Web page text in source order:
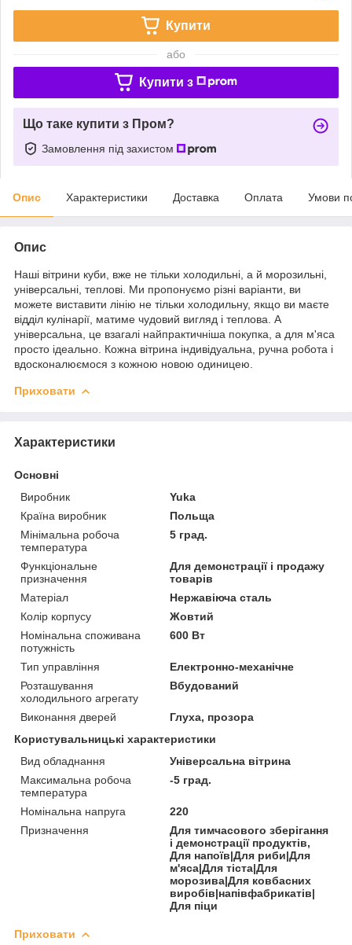
Купити
або
Купити з
Що таке купити з Пром?
Замовлення під захистом
Опис Характеристики Доставка Оплата Умови
Опис
Наші вітрини куби, вже не тільки холодильні, а й морозильні,
універсальні, теплові. Ми пропонуємо різні варіанти, ви
можете виставити лінію не тільки холодильну, якщо ви маєте
відділ кулінарії, матиме чудовий вигляд і теплова. А
універсальна, це взагалі найпрактичніша покупка, а для м'яса
просто ідеально. Кожна вітрина індивідуальна, ручна робота і
вдосконалюємося з кожною новою одиницею.
Приховати
Характеристики
Основні
Виробник
Yuka
Країна виробник
Польща
Мінімальна робоча
температура
5 град.
Функціональне
призначення
Для демонстрації і продажу
товарів
Матеріал
Нержавіюча сталь
Колір корпусу
Жовтий
Номінальна споживана
потужність
600 Вт
Тип управління
Електронно-механічне
Розташування
холодильного агрегату
Вбудований
Виконання дверей
Глуха, прозора
Користувальницькі характеристики
Вид обладнання
Універсальна вітрина
Максимальна робоча
температура
-5 град.
Номінальна напруга
220
Призначення
Для тимчасового зберігання
і демонстрації продуктів,
Для напоїв|Для риби|Для
м'яса|Для тіста|Для
морозива|Для ковбасних
виробів|напівфабрикатів|
Для піци
Приховати